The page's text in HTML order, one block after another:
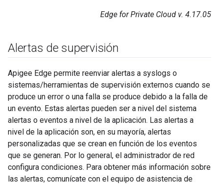
Edge for Private Cloud v. 4.17.05
Alertas de supervisión
Apigee Edge permite reenviar alertas a syslogs o
sistemas/herramientas de supervisión externos cuando se
produce un error o una falla se produce debido a la falla de
un evento. Estas alertas pueden ser a nivel del sistema
alertas o eventos a nivel de la aplicación. Las alertas a
nivel de la aplicación son, en su mayoría, alertas
personalizadas que se crean en función de los eventos
que se generan. Por lo general, el administrador de red
configura condiciones. Para obtener más información sobre
las alertas, comunícate con el equipo de asistencia de